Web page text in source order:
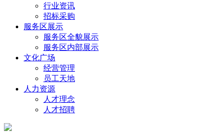
行业资讯
招标采购
服务区展示
服务区全貌展示
服务区内部展示
文化广场
经营管理
员工天地
人力资源
人才理念
人才招聘